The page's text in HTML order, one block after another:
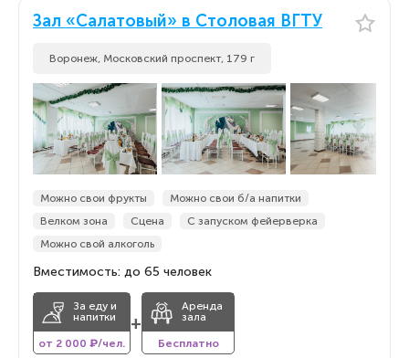
Зал «Салатовый» в Столовая ВГТУ
Воронеж, Московский проспект, 179 г
Можно свои фрукты
Можно свои б/а напитки
Велком зона
Сцена
С запуском фейерверка
Можно свой алкоголь
Вместимость: до 65 человек
За еду и
напитки
от 2 000 ₽/чел.
+
Аренда
зала
Бесплатно